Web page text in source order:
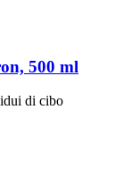
500 ml
di cibo